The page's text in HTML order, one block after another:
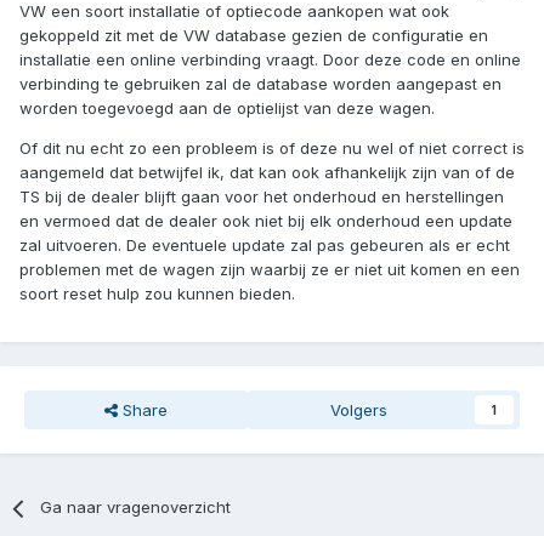
VW een soort installatie of optiecode aankopen wat ook
gekoppeld zit met de VW database gezien de configuratie en
installatie een online verbinding vraagt. Door deze code en online
verbinding te gebruiken zal de database worden aangepast en
worden toegevoegd aan de optielijst van deze wagen.
Of dit nu echt zo een probleem is of deze nu wel of niet correct is
aangemeld dat betwijfel ik, dat kan ook afhankelijk zijn van of de
TS bij de dealer blijft gaan voor het onderhoud en herstellingen
en vermoed dat de dealer ook niet bij elk onderhoud een update
zal uitvoeren. De eventuele update zal pas gebeuren als er echt
problemen met de wagen zijn waarbij ze er niet uit komen en een
soort reset hulp zou kunnen bieden.
Share Volgers 1
Ga naar vragenoverzicht